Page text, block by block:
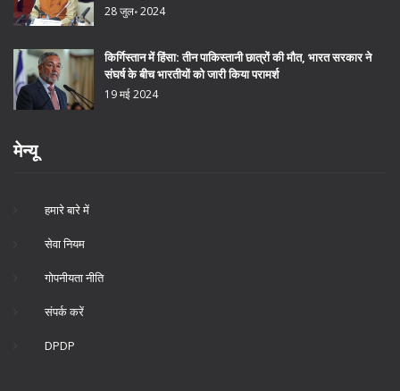
28 जुल॰ 2024
किर्गिस्तान में हिंसा: तीन पाकिस्तानी छात्रों की मौत, भारत सरकार ने
संघर्ष के बीच भारतीयों को जारी किया परामर्श
19 मई 2024
मेन्यू
हमारे बारे में
सेवा नियम
गोपनीयता नीति
संपर्क करें
DPDP